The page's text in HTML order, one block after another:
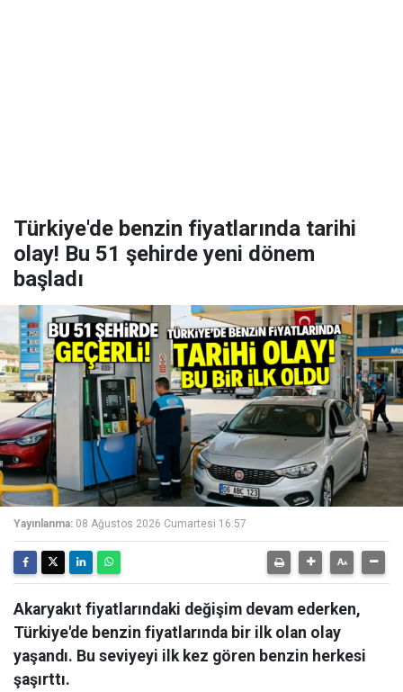
Türkiye'de benzin fiyatlarında tarihi
olay! Bu 51 şehirde yeni dönem
başladı
Yayınlanma: 08 Ağustos 2026 Cumartesi 16:57
Akaryakıt fiyatlarındaki değişim devam ederken,
Türkiye'de benzin fiyatlarında bir ilk olan olay
yaşandı. Bu seviyeyi ilk kez gören benzin herkesi
şaşırttı.